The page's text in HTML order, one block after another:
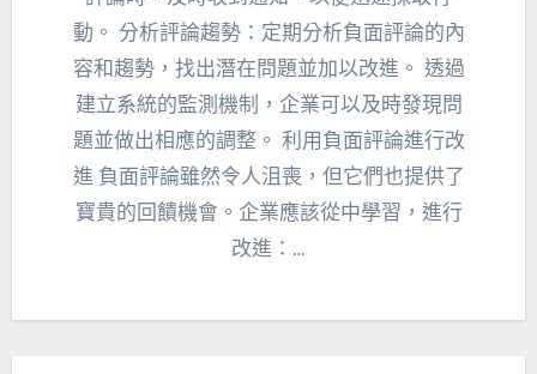
動。 分析評論趨勢：定期分析負面評論的內
容和趨勢，找出潛在問題並加以改進。 透過
建立系統的監測機制，企業可以及時發現問
題並做出相應的調整。 利用負面評論進行改
進 負面評論雖然令人沮喪，但它們也提供了
寶貴的回饋機會。企業應該從中學習，進行
改進：…